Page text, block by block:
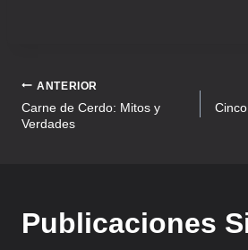
ANTERIOR
Carne de Cerdo: Mitos y
Verdades
Publicaciones